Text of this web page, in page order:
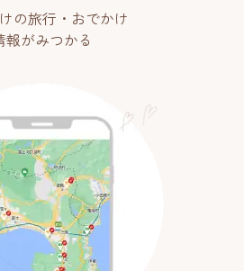
の旅行・おでかけ
報がみつかる